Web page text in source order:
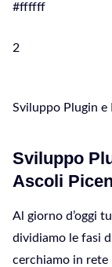
#ffffff
2
Sviluppo Plugin
Sviluppo
Ascoli
Al giorno d’oggi
dividiamo le fasi
cerchiamo in